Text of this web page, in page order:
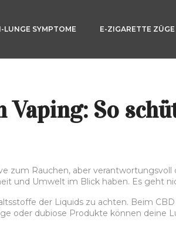
LUNGE SYMPTOME E-ZIGARETTE ZÜGE
So
zum Rauchen, aber
und Umwelt im Blick haben. Es geht
der Liquids zu achten. Beim
oder dubiose Produkte können deine